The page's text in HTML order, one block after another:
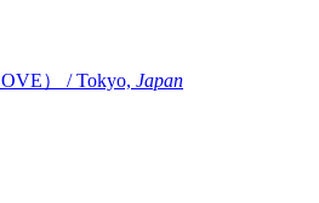
） / Tokyo, Japan